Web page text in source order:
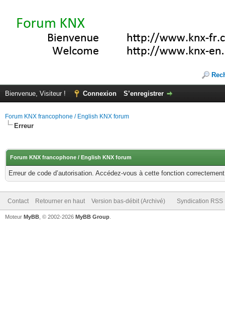
Bienvenue, Visiteur ! Connexion S’enregistrer
Forum KNX francophone / English KNX forum
Erreur
Forum KNX francophone / English KNX forum
Erreur de code d’autorisation. Accédez-vous à cette fonction
Contact Retourner en haut Version bas-débit (Archivé) Syndication RSS
Moteur MyBB , © 2002-2026 MyBB Group